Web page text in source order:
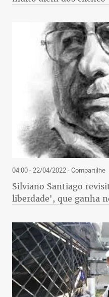
04:00 - 22/04/2022- Compartilhe
Silviano Santiago
liberdade', que ganha